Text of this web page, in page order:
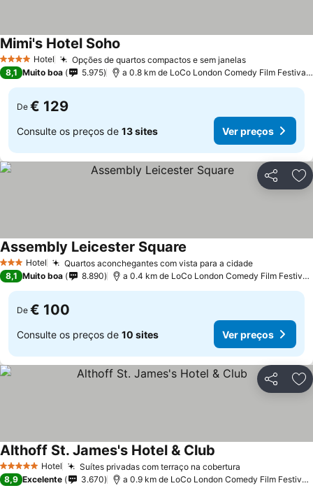
4 EstrelasHotel Opções de quartos compactos e sem janelasVer preços
Mimi's Hotel Soho
8,1 Muito boa 5.975 a 0.8 km de LoCo London Comedy Film Festival
De € 129
Consulte os preços de 13 sites Ver preços
Partilhar
3 EstrelasHotel Quartos aconchegantes com vista para a cidadeVer preços
Assembly Leicester Square
8,1 Muito boa 8.890 a 0.4 km de LoCo London Comedy Film Festival
De € 100
Consulte os preços de 10 sites Ver preços
Partilhar
5 Estrelas Hotel Suítes privadas com terraço na cobertura
Althoff St. James's Hotel & Club
8,9 Excelente 3.670 a 0.9 km de LoCo London Comedy Film Festival